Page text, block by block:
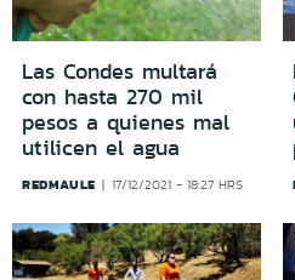
Las Condes multará
con hasta 270 mil
pesos a quienes mal
utilicen el agua
REDMAULE 17/12/2021 - 18:27 HRS